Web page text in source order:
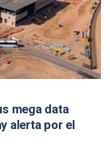
mega data
alerta por el